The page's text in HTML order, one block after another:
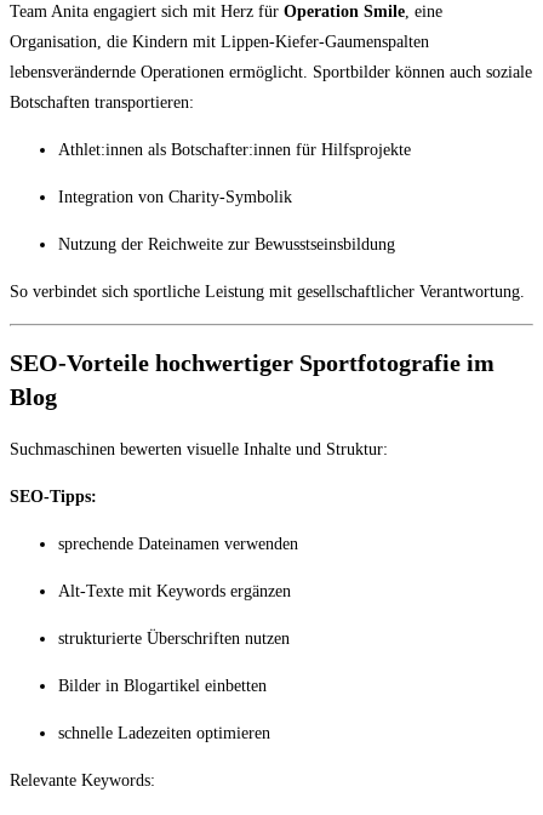
Team Anita engagiert sich mit Herz für Operation Smile , eine
Organisation, die Kindern mit Lippen-Kiefer-Gaumenspalten
lebensverändernde Operationen ermöglicht. Sportbilder können auch soziale
Botschaften transportieren:
Athlet:innen als Botschafter:innen für Hilfsprojekte
Integration von Charity-Symbolik
Nutzung der Reichweite zur Bewusstseinsbildung
So verbindet sich sportliche Leistung mit gesellschaftlicher Verantwortung.
SEO-Vorteile hochwertiger Sportfotografie im
Blog
Suchmaschinen bewerten visuelle Inhalte und Struktur:
SEO-Tipps:
sprechende Dateinamen verwenden
Alt-Texte mit Keywords ergänzen
strukturierte Überschriften nutzen
Bilder in Blogartikel einbetten
schnelle Ladezeiten optimieren
Relevante Keywords: